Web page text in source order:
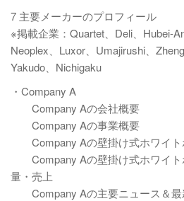
7 主要メーカーのプロフィール
※掲載企業：Quartet、Deli、Hubei-
Neoplex、Luxor、Umajirushi、
Yakudo、Nichigaku
・Company A
Company Aの会社概要
Company Aの事業概要
Company Aの壁掛け式ホワイト
Company Aの壁掛け式ホワイト
量・売上
Company Aの主要ニュース＆最